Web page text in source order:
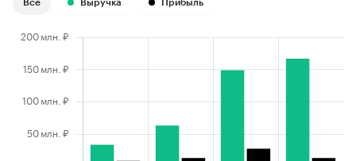
Все Выручка Прибыль